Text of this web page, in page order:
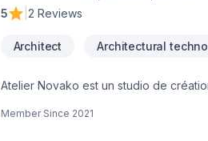
5
2 Reviews
Architect Architectural
Atelier Novako est un studio de
les éléments fondateurs de nos
Member Since 2021